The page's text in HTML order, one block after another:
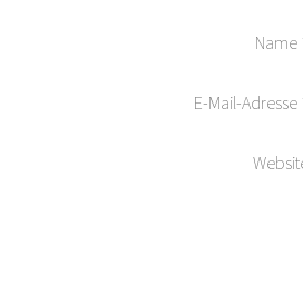
Name
E-Mail-Adresse